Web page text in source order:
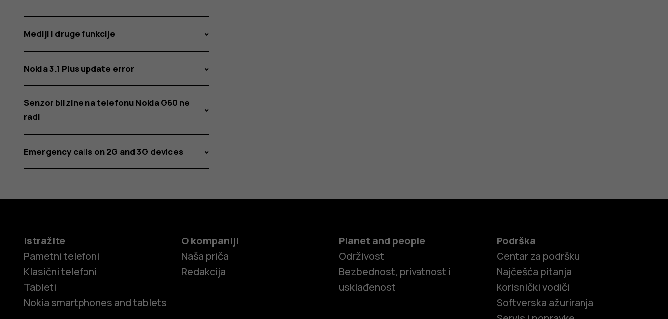
Mediji i druge funkcije
Nokia 3.1 Plus update error
Senzor blizine na telefonu Nokia G60 ne
radi
Emergency calls on 2G and 3G devices
Istražite
Pametni telefoni
Klasični telefoni
Tableti
Nokia smartphones and tablets
O kompaniji
Naša priča
Redakcija
Planet and people
Održivost
Bezbednost, privatnost i
usklađenost
Podrška
Centar za podršku
Najčešća pitanja
Korisnički vodiči
Softverska ažuriranja